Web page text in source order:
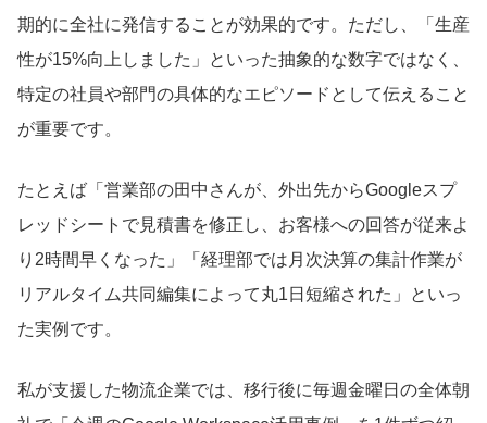
期的に全社に発信することが効果的です。ただし、「生産
性が15%向上しました」といった抽象的な数字ではなく、
特定の社員や部門の具体的なエピソードとして伝えること
が重要です。
たとえば「営業部の田中さんが、外出先からGoogleスプ
レッドシートで見積書を修正し、お客様への回答が従来よ
り2時間早くなった」「経理部では月次決算の集計作業が
リアルタイム共同編集によって丸1日短縮された」といっ
た実例です。
私が支援した物流企業では、移行後に毎週金曜日の全体朝